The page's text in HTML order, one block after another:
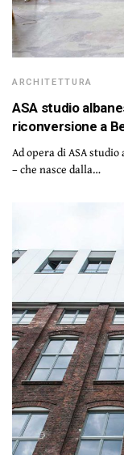
ARCHITETTURA
ASA studio
riconversione a
Ad opera di ASA
– che nasce dalla…